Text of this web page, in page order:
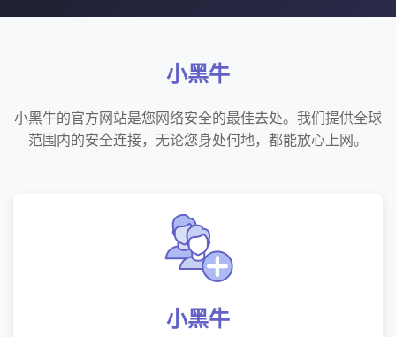
小黑牛
小黑牛的官方网站是您网络安全的最佳去处。我们提供全球
范围内的安全连接，无论您身处何地，都能放心上网。
小黑牛